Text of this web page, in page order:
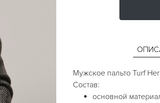
Мужское пальто Turf
Состав:
основной